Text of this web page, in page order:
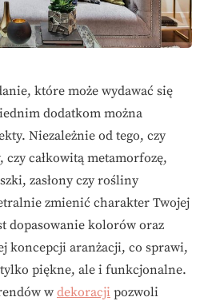
które może wydawać się
dodatkom można
Niezależnie od tego, czy
całkowitą metamorfozę,
zasłony czy rośliny
zmienić charakter Twojej
dopasowanie kolorów oraz
koncepcji aranżacji, co sprawi,
piękne, ale i funkcjonalne.
wdekoracji pozwoli